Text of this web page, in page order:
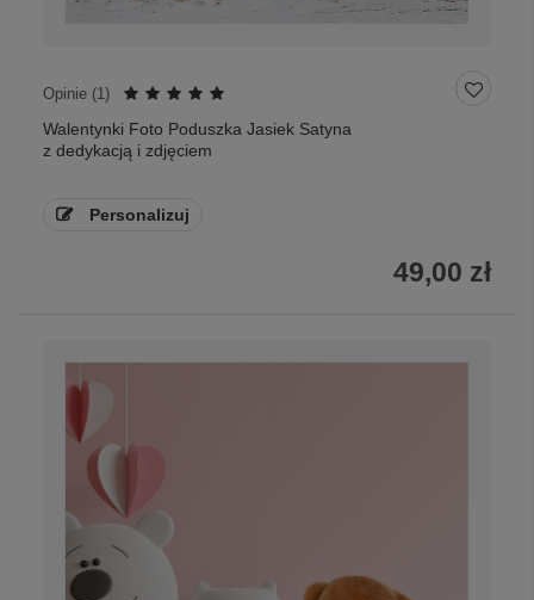
Opinie (1)
Walentynki Foto Poduszka Jasiek Satyna
z dedykacją i zdjęciem
Personalizuj
49,00 zł